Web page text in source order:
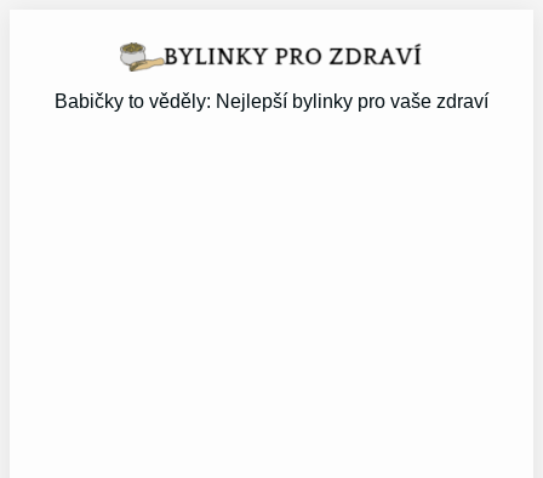
Babičky to věděly: Nejlepší bylinky pro vaše zdraví